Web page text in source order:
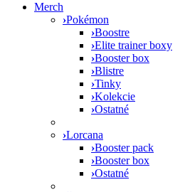
Merch
›Pokémon
›Boostre
›Elite trainer boxy
›Booster box
›Blistre
›Tinky
›Kolekcie
›Ostatné
›Lorcana
›Booster pack
›Booster box
›Ostatné